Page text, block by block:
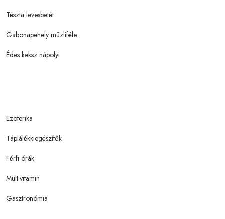
Tészta levesbetét
Gabonapehely müzliféle
Édes keksz nápolyi
Ezoterika
Táplálékkiegészítők
Férfi órák
Multivitamin
Gasztronómia